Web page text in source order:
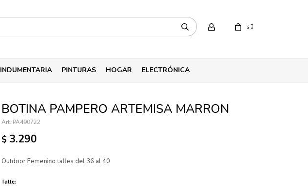
INDUMENTARIA PINTURAS HOGAR ELECTRÓNICA
$ 0
BOTINA PAMPERO ARTEMISA MARRON
PA490722
$ 3.290
Outdoor Femenino talles del 36 al 40
Talle: